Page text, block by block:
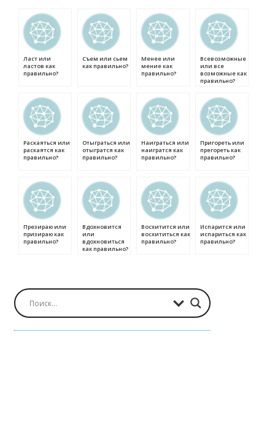
Ласт или
ластов как
правильно?
Съем или сьем
как правильно?
Менее или
мение как
правильно?
Всевозможные
или все
возможные как
правильно?
Раскаяться или
раскаятся как
правильно?
Отыграться или
отыгратся как
правильно?
Наиграться или
наигратся как
правильно?
Пригореть или
прегореть как
правильно?
Презираю или
призираю как
правильно?
Вдохновится
или
вдохновиться
как правильно?
Восхитится или
восхититься как
правильно?
Испарится или
испариться как
правильно?